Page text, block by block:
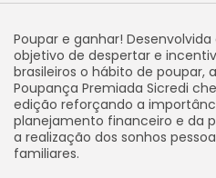
Poupar e ganhar!
objetivo de despertar e
brasileiros o hábito de poupar,
Poupança Premiada Sicredi
edição reforçando a
planejamento financeiro e da
a realização dos sonhos
familiares.